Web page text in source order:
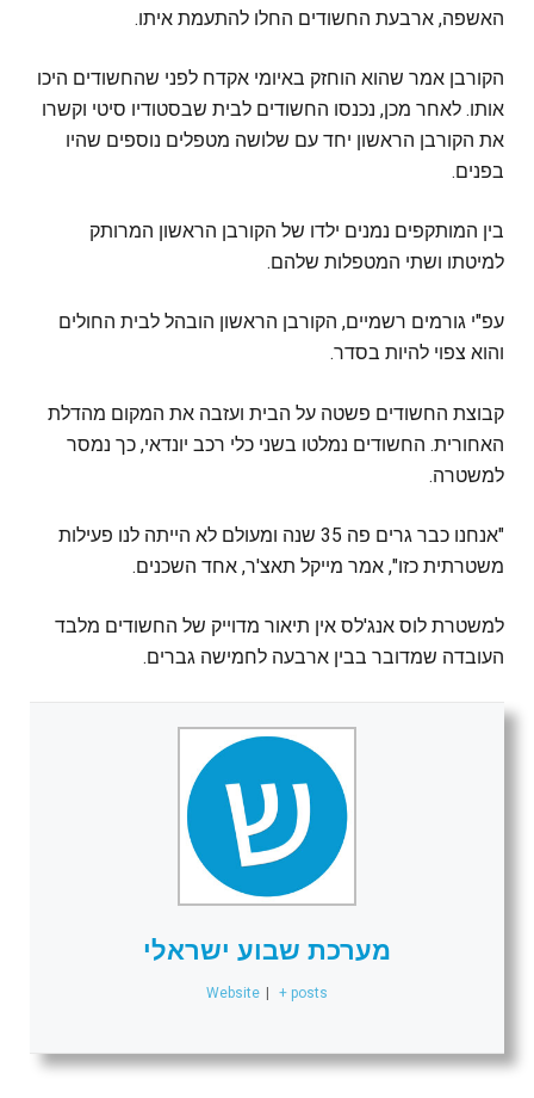
האשפה, ארבעת החשודים החלו להתעמת איתו.
הקורבן אמר שהוא הוחזק באיומי אקדח לפני שהחשודים היכו
אותו. לאחר מכן, נכנסו החשודים לבית שבסטודיו סיטי וקשרו
את הקורבן הראשון יחד עם שלושה מטפלים נוספים שהיו
בפנים.
בין המותקפים נמנים ילדו של הקורבן הראשון המרותק
למיטתו ושתי המטפלות שלהם.
עפ"י גורמים רשמיים, הקורבן הראשון הובהל לבית החולים
והוא צפוי להיות בסדר.
קבוצת החשודים פשטה על הבית ועזבה את המקום מהדלת
האחורית. החשודים נמלטו בשני כלי רכב יונדאי, כך נמסר
למשטרה.
"אנחנו כבר גרים פה 35 שנה ומעולם לא הייתה לנו פעילות
משטרתית כזו", אמר מייקל תאצ'ר, אחד השכנים.
למשטרת לוס אנג'לס אין תיאור מדוייק של החשודים מלבד
העובדה שמדובר בבין ארבעה לחמישה גברים.
מערכת שבוע ישראלי
Website + posts